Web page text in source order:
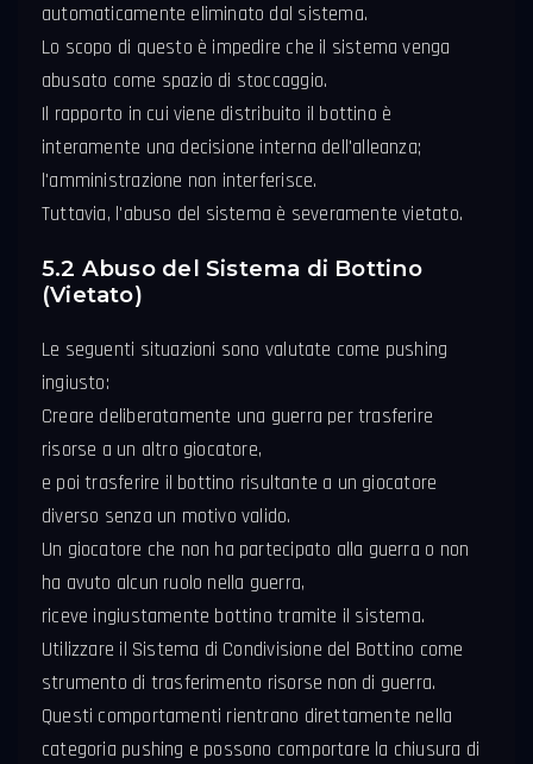
automaticamente eliminato dal sistema.
Lo scopo di questo è impedire che il sistema venga
abusato come spazio di stoccaggio.
Il rapporto in cui viene distribuito il bottino è
interamente una decisione interna dell'alleanza;
l'amministrazione non interferisce.
Tuttavia, l'abuso del sistema è severamente vietato.
5.2 Abuso del Sistema di Bottino
(Vietato)
Le seguenti situazioni sono valutate come pushing
ingiusto:
Creare deliberatamente una guerra per trasferire
risorse a un altro giocatore,
e poi trasferire il bottino risultante a un giocatore
diverso senza un motivo valido.
Un giocatore che non ha partecipato alla guerra o non
ha avuto alcun ruolo nella guerra,
riceve ingiustamente bottino tramite il sistema.
Utilizzare il Sistema di Condivisione del Bottino come
strumento di trasferimento risorse non di guerra.
Questi comportamenti rientrano direttamente nella
categoria pushing e possono comportare la chiusura di